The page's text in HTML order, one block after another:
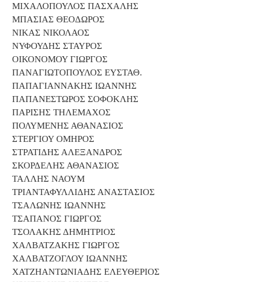
ΜΙΧΑΛΟΠΟΥΛΟΣ ΠΑΣΧΑΛΗΣ
ΜΠΑΣΙΑΣ ΘΕΟΔΩΡΟΣ
ΝΙΚΑΣ ΝΙΚΟΛΑΟΣ
ΝΥΦΟΥΔΗΣ ΣΤΑΥΡΟΣ
ΟΙΚΟΝΟΜΟΥ ΓΙΩΡΓΟΣ
ΠΑΝΑΓΙΩΤΟΠΟΥΛΟΣ ΕΥΣΤΑΘ.
ΠΑΠΑΓΙΑΝΝΑΚΗΣ ΙΩΑΝΝΗΣ
ΠΑΠΑΝΕΣΤΩΡΟΣ ΣΟΦΟΚΛΗΣ
ΠΑΡΙΣΗΣ ΤΗΛΕΜΑΧΟΣ
ΠΟΛΥΜΕΝΗΣ ΑΘΑΝΑΣΙΟΣ
ΣΤΕΡΓΙΟΥ ΟΜΗΡΟΣ
ΣΤΡΑΤΙΔΗΣ ΑΛΕΞΑΝΔΡΟΣ
ΣΚΟΡΔΕΛΗΣ ΑΘΑΝΑΣΙΟΣ
ΤΑΛΛΗΣ ΝΑΟΥΜ
ΤΡΙΑΝΤΑΦΥΛΛΙΔΗΣ ΑΝΑΣΤΑΣΙΟΣ
ΤΣΑΛΩΝΗΣ ΙΩΑΝΝΗΣ
ΤΣΑΠΑΝΟΣ ΓΙΩΡΓΟΣ
ΤΣΟΛΑΚΗΣ ΔΗΜΗΤΡΙΟΣ
ΧΑΛΒΑΤΖΑΚΗΣ ΓΙΩΡΓΟΣ
ΧΑΛΒΑΤΖΟΓΛΟΥ ΙΩΑΝΝΗΣ
ΧΑΤΖΗΑΝΤΩΝΙΑΔΗΣ ΕΛΕΥΘΕΡΙΟΣ